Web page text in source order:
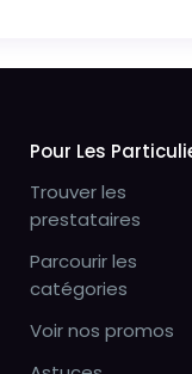
Pour Les
Trouver les
prestataires
Parcourir les
catégories
Voir nos promos